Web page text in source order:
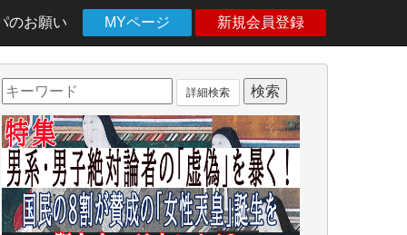
のお願い MYページ 新規会員登録
詳細検索